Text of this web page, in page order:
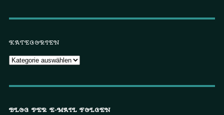
KATEGORIEN
BLOG PER E-MAIL FOLGEN